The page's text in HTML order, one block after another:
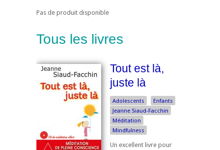
Pas de produit disponible
Tous les livres
Tout est là,
juste là
Adolescents
Enfants
Jeanne Siaud-Facchin
Méditation
Mindfulness
Un excellent livre pour